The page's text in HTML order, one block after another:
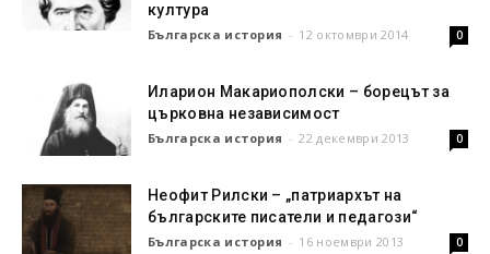
култура
Българска история - 12 октомври 2014 0
Иларион Макариополски – борецът за
църковна независимост
Българска история - 22 декември 2013 0
Неофит Рилски – „патриархът на
българските писатели и педагози“
Българска история - 16 ноември 2013 0